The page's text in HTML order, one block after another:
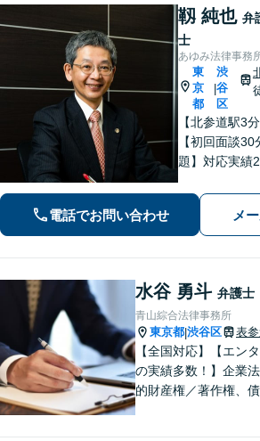
靱 純也 弁
士
あゆみ法律事務
東
京
都
|
渋
谷
区
【北参道駅3
【初回面談
題】対応実績
通事故】後遺
脳機能障害な
績多数！
電話でお問い合わせ メ
水谷 勇斗 弁護士
青山綜合法律事務所
東京都|渋谷区 表
【全国対応】【エン
の実績多数！】企業
的財産権／著作権、債